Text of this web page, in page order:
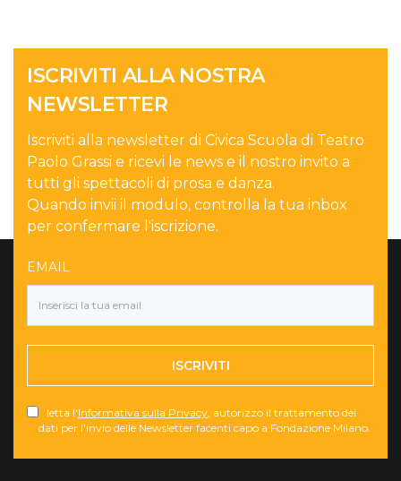
ISCRIVITI ALLA NOSTRA
NEWSLETTER
Iscriviti alla newsletter di Civica Scuola di Teatro
Paolo Grassi e ricevi le news e il nostro invito a
tutti gli spettacoli di prosa e danza.
Quando invii il modulo, controlla la tua inbox
per confermare l'iscrizione.
EMAIL
ISCRIVITI
letta l'Informativa sulla Privacy, autorizzo il trattamento dei
dati per l'invio delle Newsletter facenti capo a Fondazione Milano.